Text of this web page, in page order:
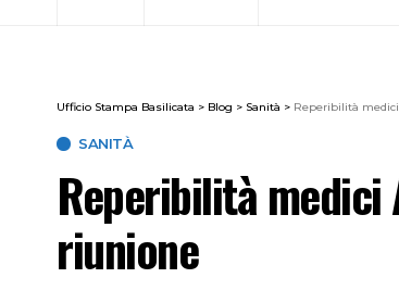
Ufficio Stampa Basilicata > Blog > Sanità > Reperibilità
SANITÀ
Reperibilità medici
riunione